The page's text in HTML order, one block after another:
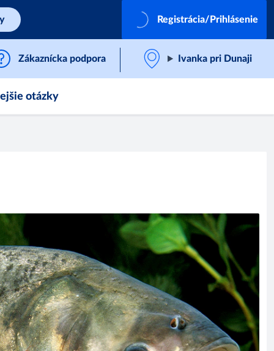
Registrácia/Prihlásenie
Zákaznícka podpora Ivanka pri Dunaji
otázky